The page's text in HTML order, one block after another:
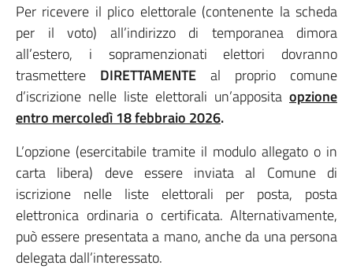
Per ricevere il plico elettorale (contenente la scheda
per il voto) all’indirizzo di temporanea dimora
all’estero, i sopramenzionati elettori dovranno
trasmettere DIRETTAMENTE al proprio comune
d’iscrizione nelle liste elettorali un’apposita opzione
entro mercoledì 18 febbraio 2026.
L’opzione (esercitabile tramite il modulo allegato o in
carta libera) deve essere inviata al Comune di
iscrizione nelle liste elettorali per posta, posta
elettronica ordinaria o certificata. Alternativamente,
può essere presentata a mano, anche da una persona
delegata dall’interessato.